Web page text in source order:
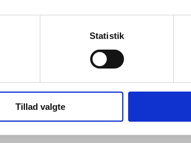
Statistik
Tillad valgte